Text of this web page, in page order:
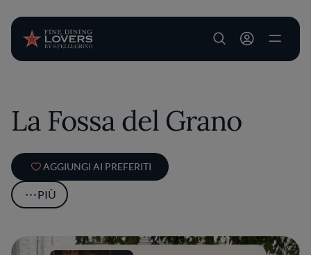
User account
La Fossa del Grano
AGGIUNGI AI PREFERITI
PIÙ